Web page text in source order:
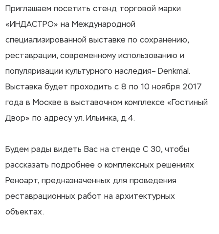
Приглашаем посетить стенд торговой марки
«ИНДАСТРО» на Международной
специализированной выставке по сохранению,
реставрации, современному использованию и
популяризации культурного наследия– Denkmal.
Выставка будет проходить с 8 по 10 ноября 2017
года в Москве в выставочном комплексе «Гостиный
Двор» по адресу ул. Ильинка, д.4.
Будем рады видеть Вас на стенде С 30, чтобы
рассказать подробнее о комплексных решениях
Реноарт, предназначенных для проведения
реставрационных работ на архитектурных
объектах.